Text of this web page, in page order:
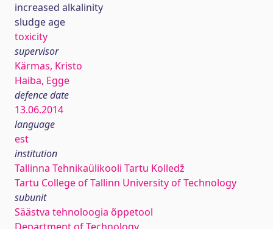
increased alkalinity
sludge age
toxicity
supervisor
Kärmas, Kristo
Haiba, Egge
defence date
13.06.2014
language
est
institution
Tallinna Tehnikaülikooli Tartu Kolledž
Tartu College of Tallinn University of Technology
subunit
Säästva tehnoloogia õppetool